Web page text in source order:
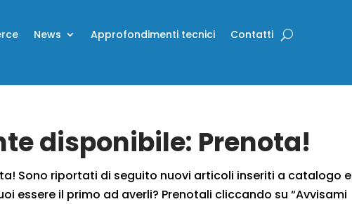
News Approfondimenti tecnici Contatti
disponibile: Prenota!
Sono riportati di seguito nuovi articoli inseriti a catalogo e
essere il primo ad averli? Prenotali cliccando su “Avvisami